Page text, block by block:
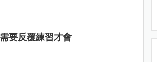
要反覆練習才會